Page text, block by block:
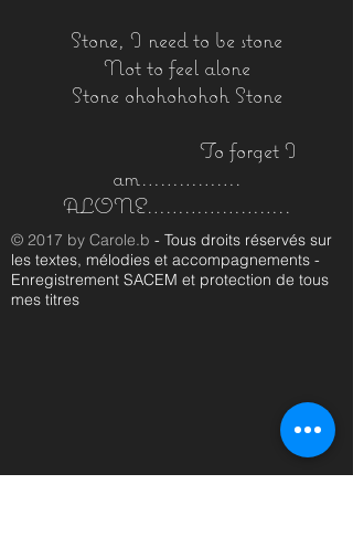
Stone, I need to be stone
Not to feel alone
Stone ohohohohoh Stone
To forget I
am…………….
ALONE…………………..
© 2017 by Carole.b - Tous droits réservés sur
les textes, mélodies et accompagnements -
Enregistrement SACEM et protection de tous
mes titres